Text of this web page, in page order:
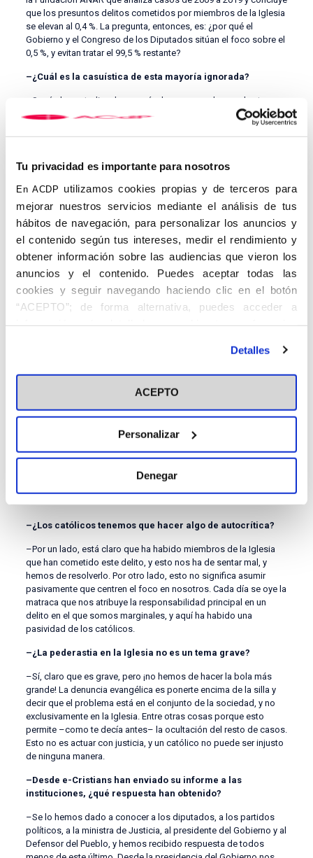
Tu privacidad es importante para nosotros
En ACDP utilizamos cookies propias y de terceros para
mejorar nuestros servicios mediante el análisis de tus
hábitos de navegación, para personalizar los anuncios y
el contenido según tus intereses, medir el rendimiento y
obtener información sobre las audiencias que vieron los
anuncios y el contenido. Puedes aceptar todas las
cookies y seguir navegando haciendo clic en el botón
“ACEPTO”; de forma alternativa, puedes acceder a
información más detallada y cambiar tus preferencias
en el botón "Personalizar". Para más información puedes
visitar nuestra Política de Cookies
Detalles
ACEPTO
Personalizar
Denegar
que los presuntos delitos cometidos por miembros de la Iglesia
se elevan al 0,4 %. La pregunta, entonces, es: ¿por qué el
Gobierno y el Congreso de los Diputados sitúan el foco sobre el
0,5 %, y evitan tratar el 99,5 % restante?
–¿Cuál es la casuística de esta mayoría ignorada?
–Según los estudios, la mayoría de casos se dan en el entorno
familiar. También son significativos los que se producen en la
escuela, entre los amigos, en pareja –cuando se trata de
adolescentes–, con monitores o en relaciones a través de
convierte a la Iglesia en chivo expiatorio. Ocultando la magnitud
víctimas y de establecer políticas preventivas, porque
desaparece la casuística del delito.
–En su informe advierten de que este enfoque, además,
distorsiona los derechos constitucionales de los católicos.
¿En qué sentido?
–Cuando el Congreso acuerda encargar al Defensor del Pueblo
que investigue los casos de pederastia, pero únicamente los
producidos en el ámbito de la Iglesia católica, está vulnerando el
religión. Se hace con la Iglesia y no pasa absolutamente nada.
–Sí. Ninguna instancia del poder institucional puede adoptar
decisiones que no sean razonadas. Esto significa que, cuando
se adopta un acuerdo, se ha de motivar el por qué, pero este del
momento por qué solo se considera a la Iglesia católica.
Además, también se retuerce la misión del Defensor del Pueblo,
–¿Los católicos tenemos que hacer algo de autocrítica?
–Por un lado, está claro que ha habido miembros de la Iglesia
que han cometido este delito, y esto nos ha de sentar mal, y
hemos de resolverlo. Por otro lado, esto no significa asumir
pasivamente que centren el foco en nosotros. Cada día se oye la
matraca que nos atribuye la responsabilidad principal en un
delito en el que somos marginales, y aquí ha habido una
pasividad de los católicos.
–¿La pederastia en la Iglesia no es un tema grave?
–Sí, claro que es grave, pero ¡no hemos de hacer la bola más
grande! La denuncia evangélica es ponerte encima de la silla y
decir que el problema está en el conjunto de la sociedad, y no
exclusivamente en la Iglesia. Entre otras cosas porque esto
permite –como te decía antes– la ocultación del resto de casos.
Esto no es actuar con justicia, y un católico no puede ser injusto
de ninguna manera.
–Desde e-Cristians han enviado su informe a las
instituciones, ¿qué respuesta han obtenido?
–Se lo hemos dado a conocer a los diputados, a los partidos
políticos, a la ministra de Justicia, al presidente del Gobierno y al
Defensor del Pueblo, y hemos recibido respuesta de todos